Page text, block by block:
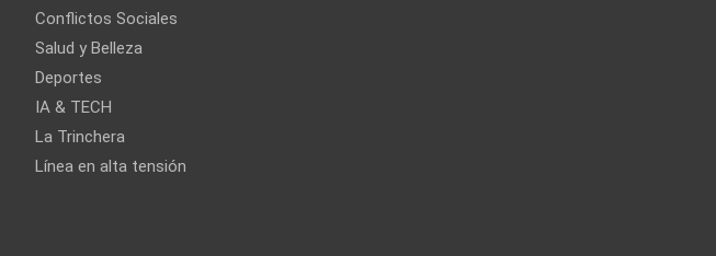
Conflictos Sociales
Salud y Belleza
Deportes
IA & TECH
La Trinchera
Línea en alta tensión